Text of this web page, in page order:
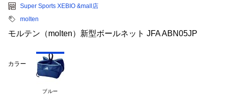
Super Sports XEBIO &mall店
molten
モルテン（molten）新型ボールネット JFA ABN05JP
カラー
ブルー